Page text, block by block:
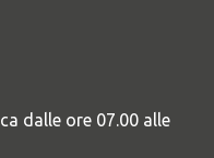
dalle ore 07.00 alle